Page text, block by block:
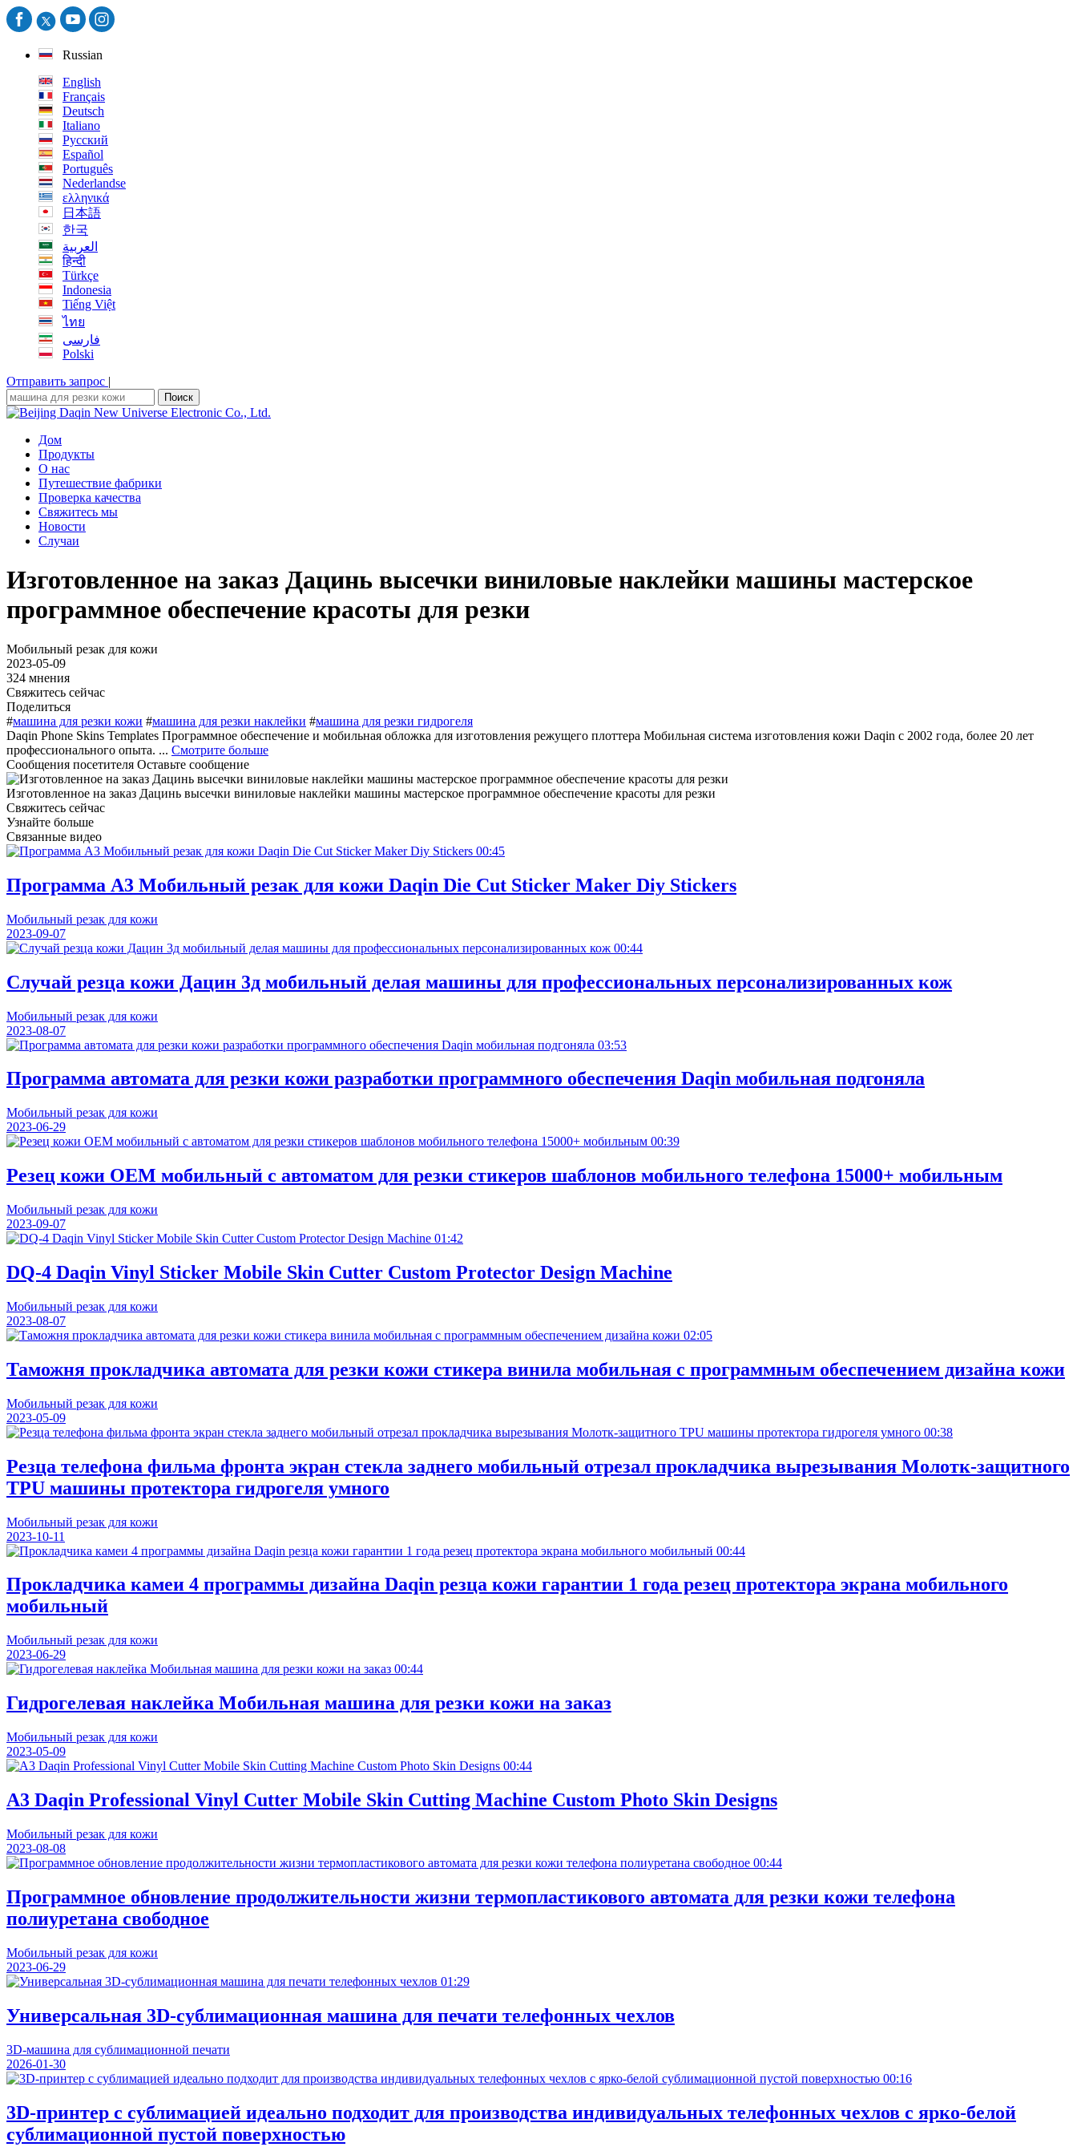
Russian
English
Français
Deutsch
Italiano
Русский
Español
Português
Nederlandse
ελληνικά
日本語
한국
العربية
हिन्दी
Türkçe
Indonesia
Tiếng Việt
ไทย
فارسی
Polski
Отправить запрос |
Поиск
Дом
Продукты
О нас
Путешествие фабрики
Проверка качества
Свяжитесь мы
Новости
Случаи
Изготовленное на заказ Дацинь высечки виниловые наклейки машины мастерское
программное обеспечение красоты для резки
Мобильный резак для кожи
2023-05-09
324 мнения
Свяжитесь сейчас
Поделиться
#машина для резки кожи #машина для резки наклейки #машина для резки гидрогеля
Daqin Phone Skins Templates Программное обеспечение и мобильная обложка для изготовления режущего плоттера Мобильная система изготовления кожи Daqin с 2002 года, более 20 лет
профессионального опыта. ... Смотрите больше
Сообщения посетителя Оставьте сообщение
Изготовленное на заказ Дацинь высечки виниловые наклейки машины мастерское программное обеспечение красоты для резки
Свяжитесь сейчас
Узнайте больше
Связанные видео
00:45
Программа A3 Мобильный резак для кожи Daqin Die Cut Sticker Maker Diy Stickers
Мобильный резак для кожи
2023-09-07
00:44
Случай резца кожи Дацин 3д мобильный делая машины для профессиональных персонализированных кож
Мобильный резак для кожи
2023-08-07
03:53
Программа автомата для резки кожи разработки программного обеспечения Daqin мобильная подгоняла
Мобильный резак для кожи
2023-06-29
00:39
Резец кожи OEM мобильный с автоматом для резки стикеров шаблонов мобильного телефона 15000+ мобильным
Мобильный резак для кожи
2023-09-07
01:42
DQ-4 Daqin Vinyl Sticker Mobile Skin Cutter Custom Protector Design Machine
Мобильный резак для кожи
2023-08-07
02:05
Таможня прокладчика автомата для резки кожи стикера винила мобильная с программным обеспечением дизайна кожи
Мобильный резак для кожи
2023-05-09
00:38
Резца телефона фильма фронта экран стекла заднего мобильный отрезал прокладчика вырезывания Молотк-защитного
TPU машины протектора гидрогеля умного
Мобильный резак для кожи
2023-10-11
00:44
Прокладчика камеи 4 программы дизайна Daqin резца кожи гарантии 1 года резец протектора экрана мобильного
мобильный
Мобильный резак для кожи
2023-06-29
00:44
Гидрогелевая наклейка Мобильная машина для резки кожи на заказ
Мобильный резак для кожи
2023-05-09
00:44
A3 Daqin Professional Vinyl Cutter Mobile Skin Cutting Machine Custom Photo Skin Designs
Мобильный резак для кожи
2023-08-08
00:44
Программное обновление продолжительности жизни термопластикового автомата для резки кожи телефона
полиуретана свободное
Мобильный резак для кожи
2023-06-29
01:29
Универсальная 3D-сублимационная машина для печати телефонных чехлов
3D-машина для сублимационной печати
2026-01-30
00:16
3D-принтер с сублимацией идеально подходит для производства индивидуальных телефонных чехлов с ярко-белой
сублимационной пустой поверхностью